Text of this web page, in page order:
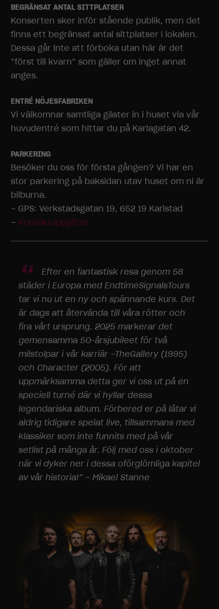
BEGRÄNSAT ANTAL SITTPLATSER
Konserten sker inför stående publik, men det
finns ett begränsat antal sittplatser i lokalen.
Dessa går inte att förboka utan här är det
”först till kvarn” som gäller om inget annat
anges.
ENTRÉ NÖJESFABRIKEN
Vi välkomnar samtliga gäster in i huset via vår
huvudentré som hittar du på Karlagatan 42.
PARKERING
Besöker du oss för första gången? Vi har en
stor parkering på baksidan utav huset om ni är
bilburna.
– GPS: Verkstadsgatan 19, 652 19 Karlstad
– Kontaktuppgifter
Efter en fantastisk resa genom 58
städer i Europa med EndtimeSignalsTours
tar vi nu ut en ny och spännande kurs. Det
är dags att återvända till våra rötter och
fira vårt ursprung. 2025 markerar det
gemensamma 50-årsjubileet för två
milstolpar i vår karriär –TheGallery (1995)
och Character (2005). För att
uppmärksamma detta ger vi oss ut på en
speciell turné där vi hyllar dessa
legendariska album. Förbered er på låtar vi
aldrig tidigare spelat live, tillsammans med
klassiker som inte funnits med på vår
setlist på många år. Följ med oss i oktober
när vi dyker ner i dessa oförglömliga kapitel
av vår historia!” – Mikael Stanne
Dessa
cookies går
inte att välja
bort. De
behövs för
hemsidan
över huvud
taget ska